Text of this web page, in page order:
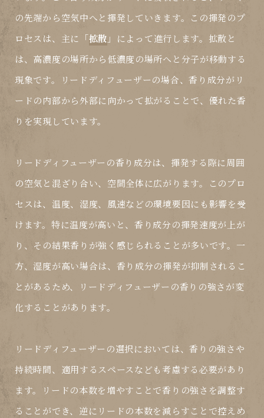
の先端から空気中へと揮発していきます。この揮発のプ
ロセスは、主に「拡散 」によって進行します。拡散と
は、高濃度の場所から低濃度の場所へと分子が移動する
現象です。リードディフューザーの場合、香り成分がリ
ードの内部から外部に向かって拡がることで、優れた香
りを実現しています。
リードディフューザーの香り成分は、揮発する際に周囲
の空気と混ざり合い、空間全体に広がります。このプロ
セスは、温度、湿度、風速などの環境要因にも影響を受
けます。特に温度が高いと、香り成分の揮発速度が上が
り、その結果香りが強く感じられることが多いです。一
方、湿度が高い場合は、香り成分の揮発が抑制されるこ
とがあるため、リードディフューザーの香りの強さが変
化することがあります。
リードディフューザーの選択においては、香りの強さや
持続時間、適用するスペースなども考慮する必要があり
ます。リードの本数を増やすことで香りの強さを調整す
ることができ、逆にリードの本数を減らすことで控えめ